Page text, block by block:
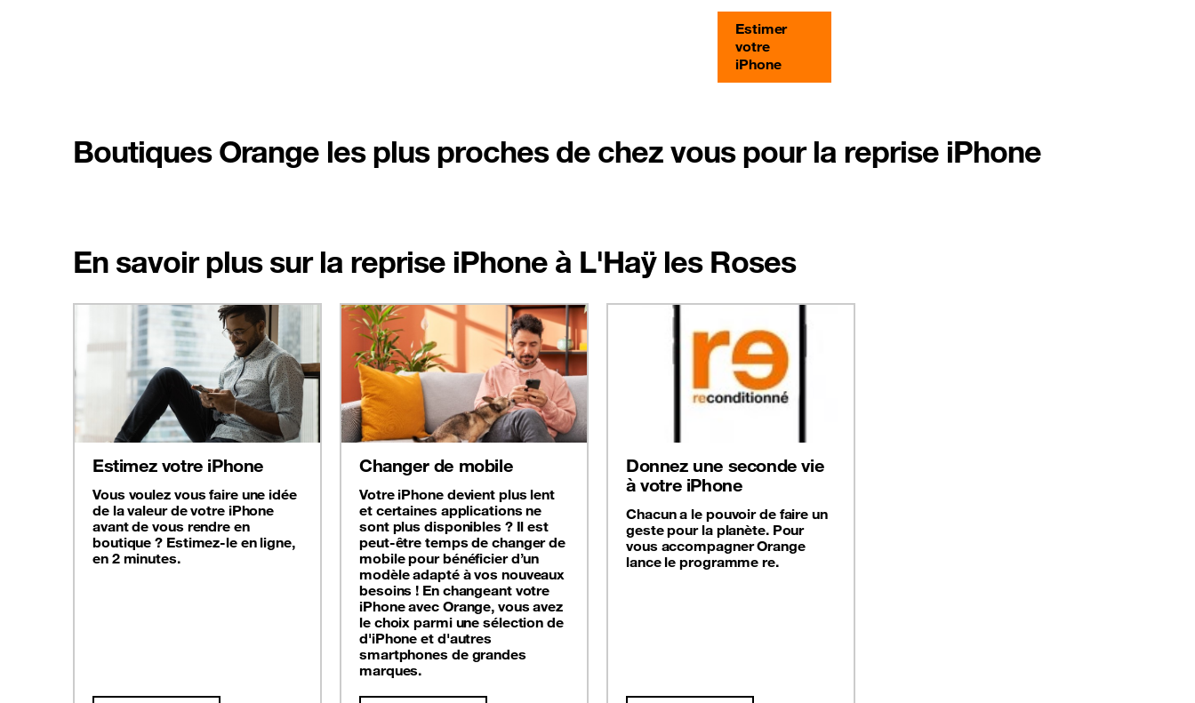
Estimer
votre
iPhone
Boutiques Orange les plus proches de chez vous pour la reprise iPhone
En savoir plus sur la reprise iPhone à L'Haÿ les Roses
Estimez votre iPhone
Vous voulez vous faire une idée
de la valeur de votre iPhone
avant de vous rendre en
boutique ? Estimez-le en ligne,
en 2 minutes.
Changer de mobile
Votre iPhone devient plus lent
et certaines applications ne
sont plus disponibles ? Il est
peut-être temps de changer de
mobile pour bénéficier d’un
modèle adapté à vos nouveaux
besoins ! En changeant votre
iPhone avec Orange, vous avez
le choix parmi une sélection de
d'iPhone et d'autres
smartphones de grandes
marques.
Donnez une seconde vie
à votre iPhone
Chacun a le pouvoir de faire un
geste pour la planète. Pour
vous accompagner Orange
lance le programme re.